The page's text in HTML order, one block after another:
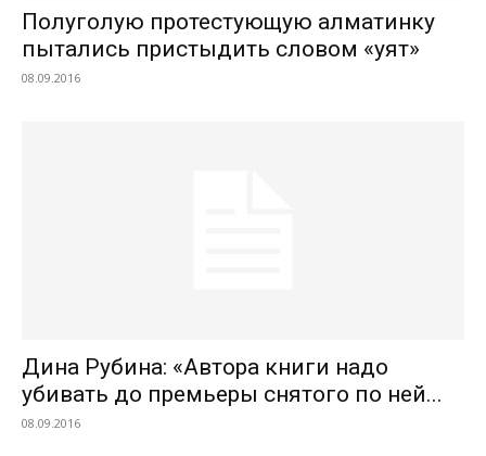
Полуголую протестующую алматинку
пытались пристыдить словом «уят»
08.09.2016
Дина Рубина: «Автора книги надо
убивать до премьеры снятого по ней...
08.09.2016